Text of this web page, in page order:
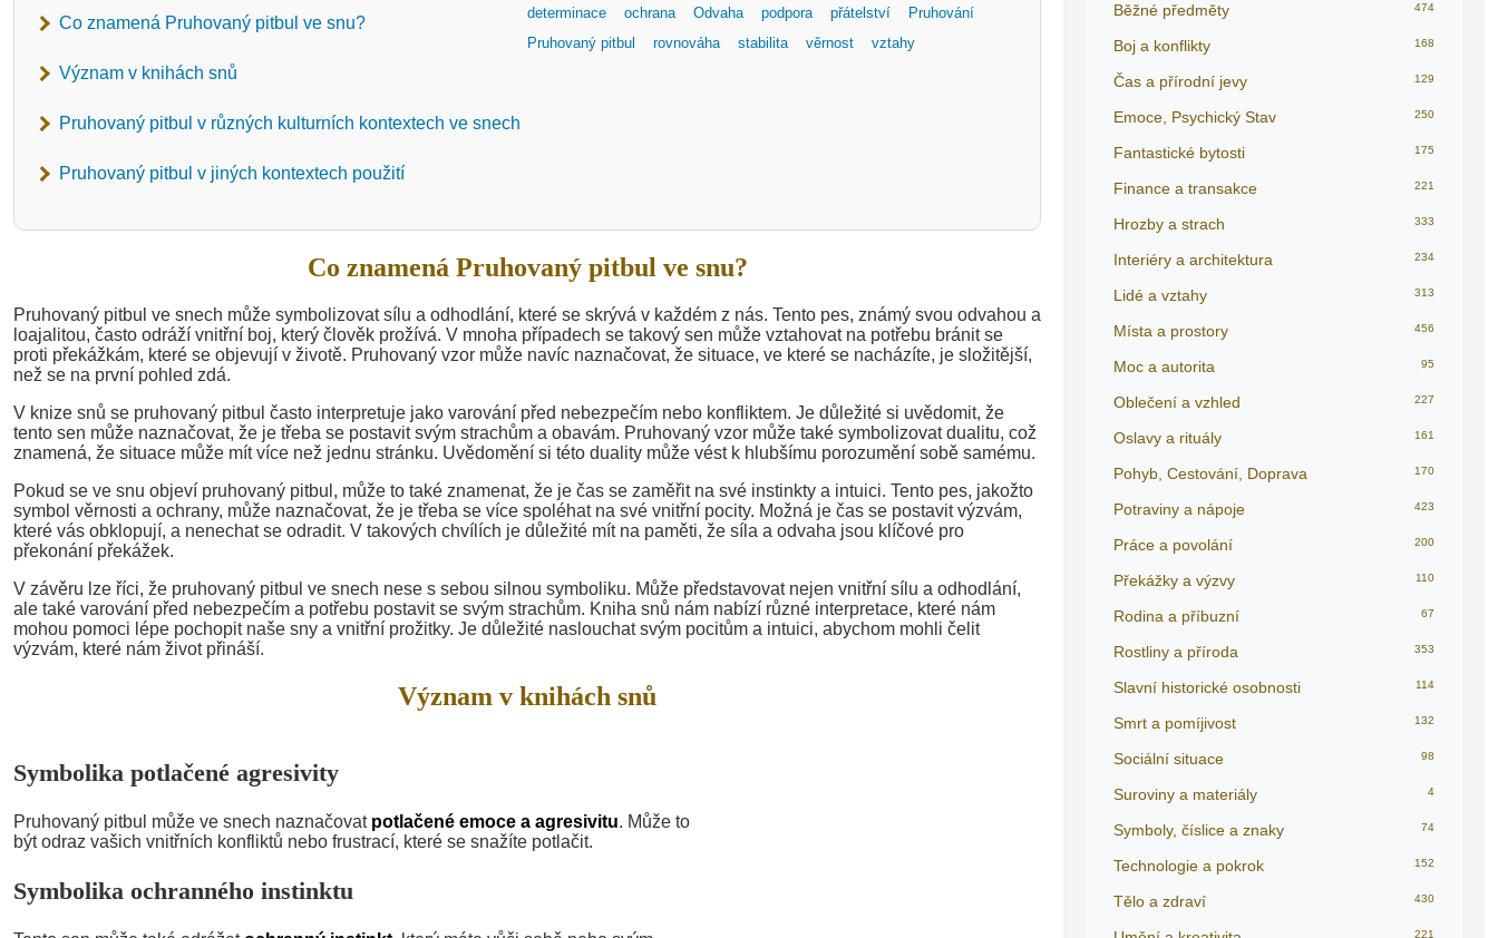
Co znamená Pruhovaný pitbul ve snu?
Význam v knihách snů
Pruhovaný pitbul v různých kulturních kontextech ve snech
Pruhovaný pitbul v jiných kontextech použití
determinace ochrana Odvaha podpora přátelství
Pruhování
Pruhovaný pitbul
rovnováha stabilita věrnost vztahy
Co znamená Pruhovaný pitbul ve snu?
Pruhovaný pitbul ve snech může symbolizovat sílu a odhodlání, které se skrývá v každém z nás. Tento pes, známý svou odvahou a
loajalitou, často odráží vnitřní boj, který člověk prožívá. V mnoha případech se takový sen může vztahovat na potřebu bránit se
proti překážkám, které se objevují v životě. Pruhovaný vzor může navíc naznačovat, že situace, ve které se nacházíte, je složitější,
než se na první pohled zdá.
V knize snů se pruhovaný pitbul často interpretuje jako varování před nebezpečím nebo konfliktem. Je důležité si uvědomit, že
tento sen může naznačovat, že je třeba se postavit svým strachům a obavám. Pruhovaný vzor může také symbolizovat dualitu, což
znamená, že situace může mít více než jednu stránku. Uvědomění si této duality může vést k hlubšímu porozumění sobě samému.
Pokud se ve snu objeví pruhovaný pitbul, může to také znamenat, že je čas se zaměřit na své instinkty a intuici. Tento pes, jakožto
symbol věrnosti a ochrany, může naznačovat, že je třeba se více spoléhat na své vnitřní pocity. Možná je čas se postavit výzvám,
které vás obklopují, a nenechat se odradit. V takových chvílích je důležité mít na paměti, že síla a odvaha jsou klíčové pro
překonání překážek.
V závěru lze říci, že pruhovaný pitbul ve snech nese s sebou silnou symboliku. Může představovat nejen vnitřní sílu a odhodlání,
ale také varování před nebezpečím a potřebu postavit se svým strachům. Kniha snů nám nabízí různé interpretace, které nám
mohou pomoci lépe pochopit naše sny a vnitřní prožitky. Je důležité naslouchat svým pocitům a intuici, abychom mohli čelit
výzvám, které nám život přináší.
Význam v knihách snů
Symbolika potlačené agresivity
Pruhovaný pitbul může ve snech naznačovat potlačené emoce a agresivitu. Může to
být odraz vašich vnitřních konfliktů nebo frustrací, které se snažíte potlačit.
Symbolika ochranného instinktu
Běžné předměty 474
Boj a konflikty 168
Čas a přírodní jevy 129
Emoce, Psychický Stav 250
Fantastické bytosti 175
Finance a transakce 221
Hrozby a strach 333
Interiéry a architektura 234
Lidé a vztahy 313
Místa a prostory 456
Moc a autorita 95
Oblečení a vzhled 227
Oslavy a rituály 161
Pohyb, Cestování, Doprava 170
Potraviny a nápoje 423
Práce a povolání 200
Překážky a výzvy 110
Rodina a příbuzní 67
Rostliny a příroda 353
Slavní historické osobnosti 114
Smrt a pomíjivost 132
Sociální situace 98
Suroviny a materiály 4
Symboly, číslice a znaky 74
Technologie a pokrok 152
Tělo a zdraví 430
221